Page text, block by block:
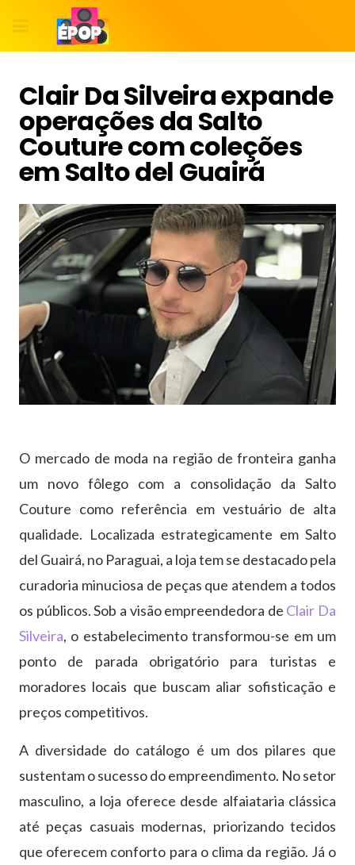
Clair Da Silveira expande
operações da Salto
Couture com coleções
em Salto del Guairá
O mercado de moda na região de fronteira ganha
um novo fôlego com a consolidação da Salto
Couture como referência em vestuário de alta
qualidade. Localizada estrategicamente em Salto
del Guairá, no Paraguai, a loja tem se destacado pela
curadoria minuciosa de peças que atendem a todos
os públicos. Sob a visão empreendedora de Clair Da
Silveira, o estabelecimento transformou-se em um
ponto de parada obrigatório para turistas e
moradores locais que buscam aliar sofisticação e
preços competitivos.
A diversidade do catálogo é um dos pilares que
sustentam o sucesso do empreendimento. No setor
masculino, a loja oferece desde alfaiataria clássica
até peças casuais modernas, priorizando tecidos
que oferecem conforto para o clima da região. Já o